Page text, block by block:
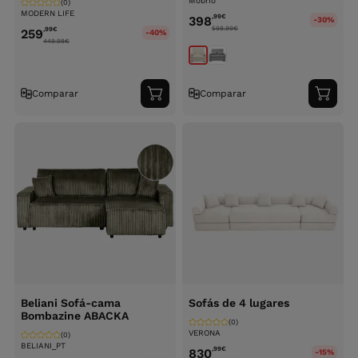
MODERN LIFE
(0)
259,99€
449.98€
-40%
Comparar
Adicionar
ao
398,99€
598.99€
-30%
Comparar
ao
Beliani Sofá-cama
Bombazine ABACKA
BELIANI_PT
(0)
Sofás de 4 lugares
VERONA
(0)
830,99€
-15%